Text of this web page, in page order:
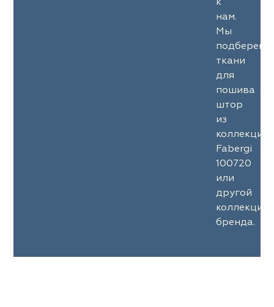
к
нам.
Мы
подберем
ткани
для
пошива
штор
из
Fabergi
100720
или
другой
коллекции
бренда.